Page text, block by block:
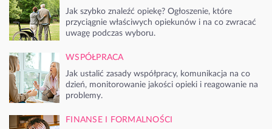
Jak szybko znaleźć opiekę? Ogłoszenie, które
przyciągnie właściwych opiekunów i na co zwracać
uwagę podczas wyboru.
WSPÓŁPRACA
Jak ustalić zasady współpracy, komunikacja na co
dzień, monitorowanie jakości opieki i reagowanie na
problemy.
FINANSE I FORMALNOŚCI